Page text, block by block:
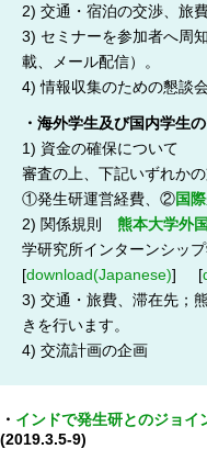
組織標本作製・HE
質量分析
高速シーケンサー
顕微鏡・画像解析
共通実験室・培養
バイオインフォマ
研究試料供給
In situ hybridization
キャピラリーシー
共通機器予約
2) 交通・宿泊の交渉、旅
3) セミナーを参加者へ周
載、メール配信）。
4) 情報収集のための懇談
・海外学生及び国内学生
1) 資金の確保について
審査の上、下記いずれか
①発生研運営経費、②国
2) 関係規則 熊本大学外
学研究所インターンシッ
[download(Japanese)] [
3) 交通・旅費、滞在先；
きを行います。
4) 交流計画の企画
・ インドで発生研とのジョイ
(2019.3.5-9)